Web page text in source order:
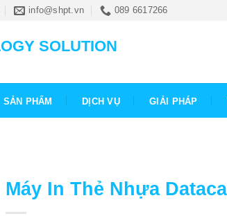
info@shpt.vn 089 6617266
SOLUTION
SẢN PHẨM DỊCH VỤ GIẢI PHÁP
Máy In Thẻ Nhựa